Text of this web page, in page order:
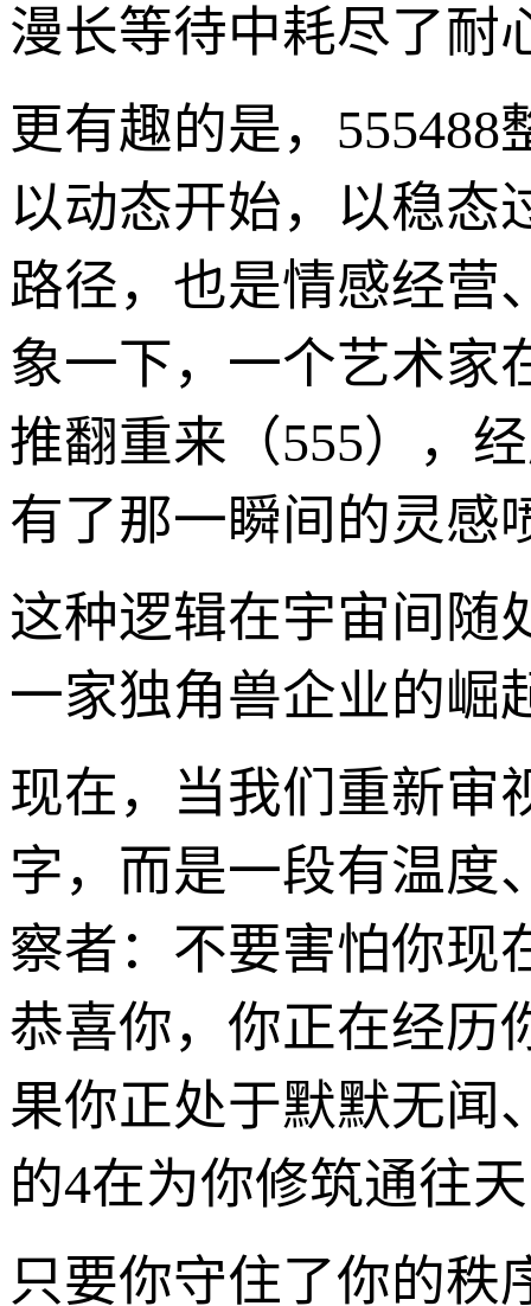
漫长等待中耗尽了耐
更有趣的是，
以动态开始，以稳态
路径，也是情感经营
象一下，一个艺术家
推翻重来（555），
有了那一瞬间的灵感
这种逻辑在宇宙间随
一家独角兽企业的崛
现在，当我们重新审
字，而是一段有温度
察者：不要害怕你现
恭喜你，你正在经历
果你正处于默默无闻
的4在为你修筑通往
只要你守住了你的秩